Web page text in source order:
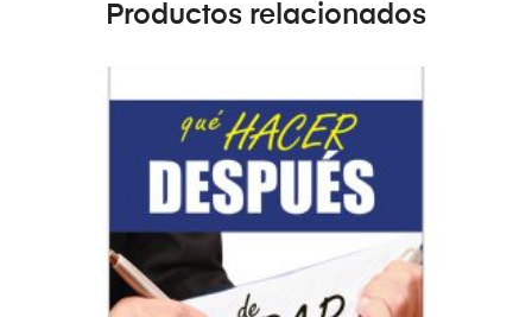
Productos relacionados